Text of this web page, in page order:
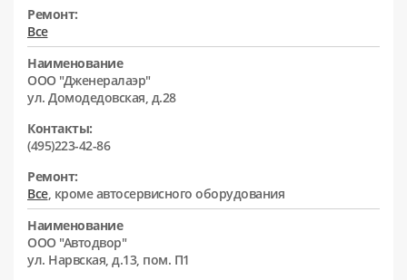
Ремонт:
Все
Наименование
ООО "Дженералаэр"
ул. Домодедовская, д.28
Контакты:
(495)223-42-86
Ремонт:
Все, кроме автосервисного оборудования
Наименование
ООО "Автодвор"
ул. Нарвская, д.13, пом. П1